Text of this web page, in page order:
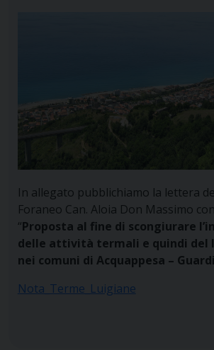
In allegato pubblichiamo la lettera
Foraneo Can. Aloia Don Massimo
“Proposta al fine di scongiurare
delle attività termali e quindi del
nei comuni di Acquappesa –
Nota_Terme_Luigiane